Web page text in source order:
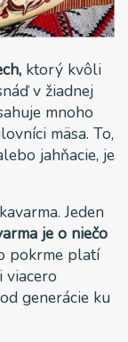
ktorý kvôli
v žiadnej
mnoho
mäsa. To,
jahňacie, je
Jeden
je o niečo
pokrme platí
viacero
generácie ku